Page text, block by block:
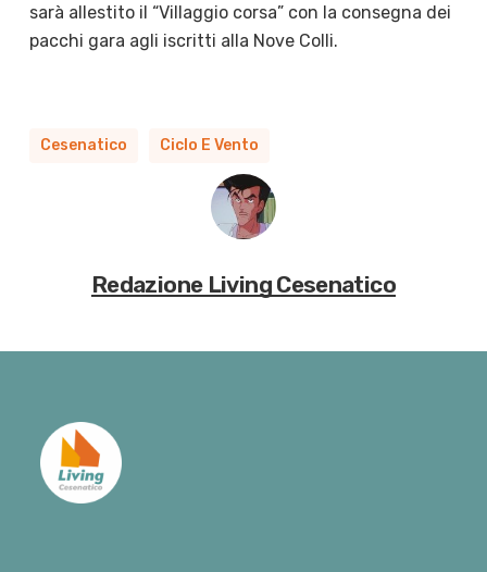
sarà allestito il “Villaggio corsa” con la consegna dei
pacchi gara agli iscritti alla Nove Colli.
Cesenatico Ciclo E Vento
Redazione Living Cesenatico